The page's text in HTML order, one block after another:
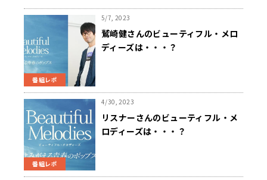
番組レポ
5/7, 2023
鷲崎健さんのビューティフル・メロ
ディーズは・・・？
番組レポ
4/30, 2023
リスナーさんのビューティフル・メ
ロディーズは・・・？